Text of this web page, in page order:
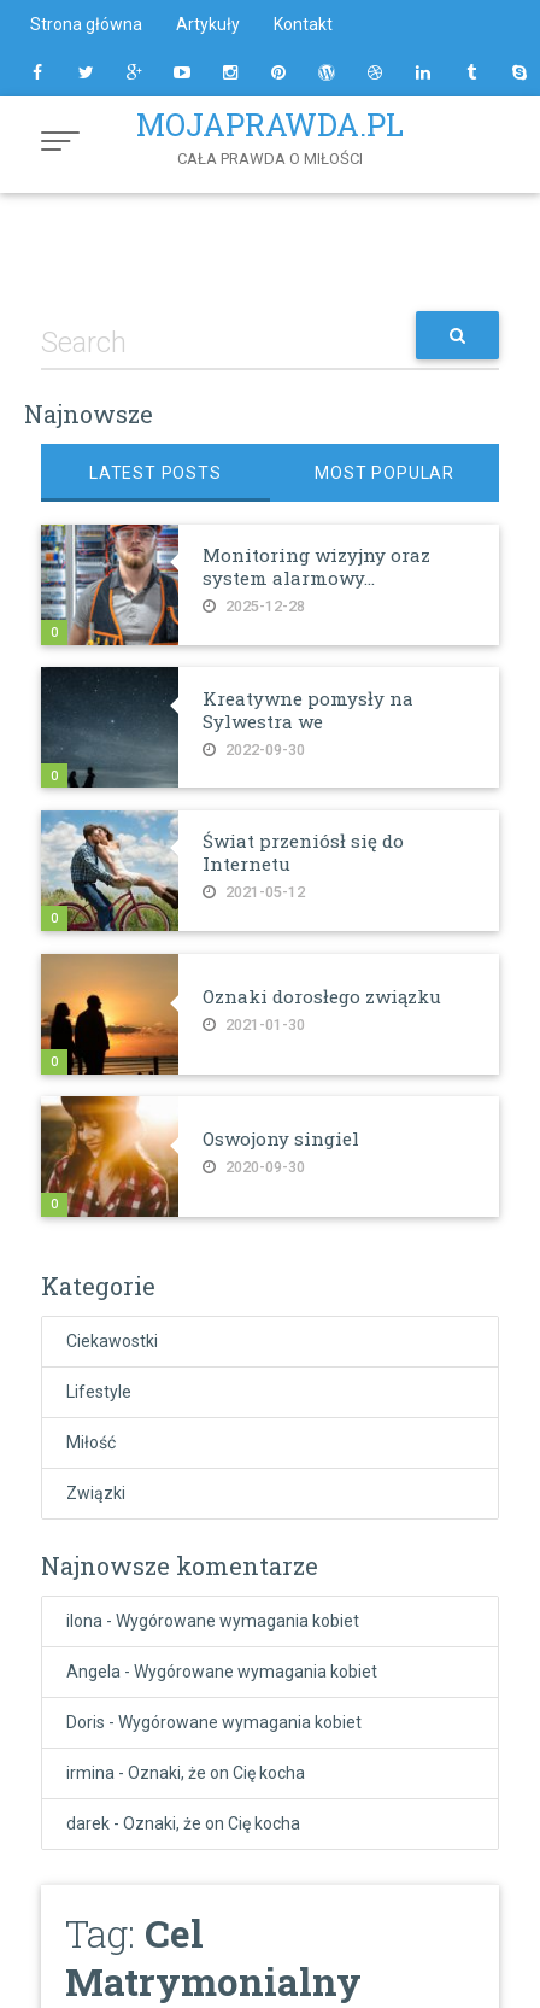
Content
Strona główna Artykuły Kontakt
MOJAPRAWDA.PL
CAŁA PRAWDA O MIŁOŚCI
Najnowsze
LATEST POSTS MOST POPULAR
Monitoring wizyjny oraz
system alarmowy...
2025-12-28
0
Kreatywne pomysły na
Sylwestra we
2022-09-30
0
Świat przeniósł się do
Internetu
2021-05-12
0
Oznaki dorosłego związku
2021-01-30
0
Oswojony singiel
2020-09-30
0
Kategorie
Ciekawostki
Lifestyle
Miłość
Związki
Najnowsze komentarze
ilona - Wygórowane wymagania kobiet
Angela - Wygórowane wymagania kobiet
Doris - Wygórowane wymagania kobiet
irmina - Oznaki, że on Cię kocha
darek- Oznaki, że on Cię kocha
Tag: Cel
Matrymonialny